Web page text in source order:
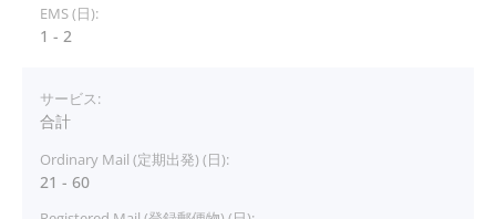
1 - 2
合計
21 - 60